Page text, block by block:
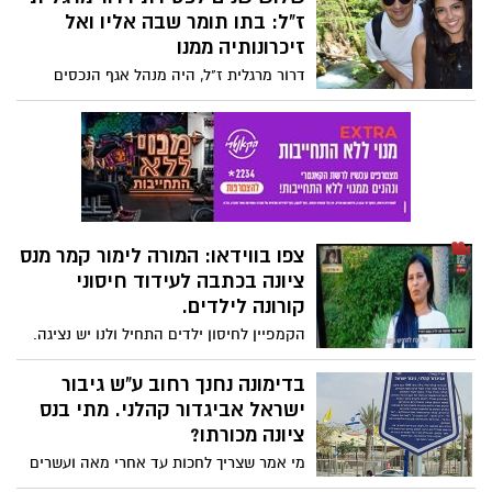
לפני כשנה וחצי, בטראומה גדולה: "היתה לי
אינטואיציה, חשוב לעקוב אחרי הילדים. זה
חשוב שתהיה מודעות ואנשים יהיו עירניים
לנושא"
ז"ל: בתו תומר שבה אליו ואל
זיכרונותיה ממנו
דרור מרגלית ז"ל, היה מנהל אגף הנכסים
בעירייה ויו"ר בהתנדבות של תאגיד מי ציונה.
בתו מספרת כאן על זיכרונותיה ממנו.
צפו בווידאו: המורה לימור קמר מנס
ציונה בכתבה לעידוד חיסוני
קורונה לילדים.
הקמפיין לחיסון ילדים התחיל ולנו יש נציגה.
קבלו את המורה לימור קמר, שמלמדת
בחטיבת הביניים גולדה מאיר, וכבר קבעה
לילדיה תור לחיסון. צפו בווידאו באתר נס
ציונה נט.
בדימונה נחנך רחוב ע"ש גיבור
ישראל אביגדור קהלני. מתי בנס
ציונה מכורתו?
מי אמר שצריך לחכות עד אחרי מאה ועשרים
כדי להנציח דמויות מופת? בדימונה חושבים